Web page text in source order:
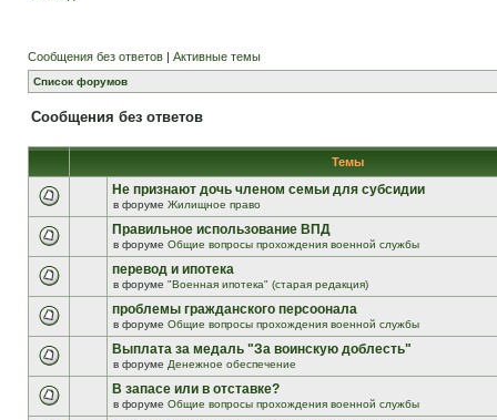
Сообщения без ответов | Активные темы
Список форумов
Сообщения без ответов
Темы
Не признают дочь членом семьи для субсидии
в форуме Жилищное право
Правильное использование ВПД
в форуме Общие вопросы прохождения военной службы
перевод и ипотека
в форуме "Военная ипотека" (старая редакция)
проблемы гражданского персоонала
в форуме Общие вопросы прохождения военной службы
Выплата за медаль "За воинскую доблесть"
в форуме Денежное обеспечение
В запасе или в отставке?
в форуме Общие вопросы прохождения военной службы